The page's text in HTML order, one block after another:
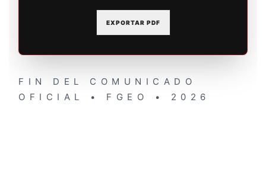
EXPORTAR PDF
FIN DEL COMUNICADO
OFICIAL • FGEO • 2026